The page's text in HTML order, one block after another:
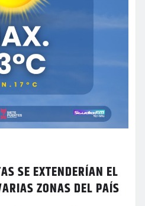
SE EXTENDERÍAN EL
ZONAS DEL PAÍS